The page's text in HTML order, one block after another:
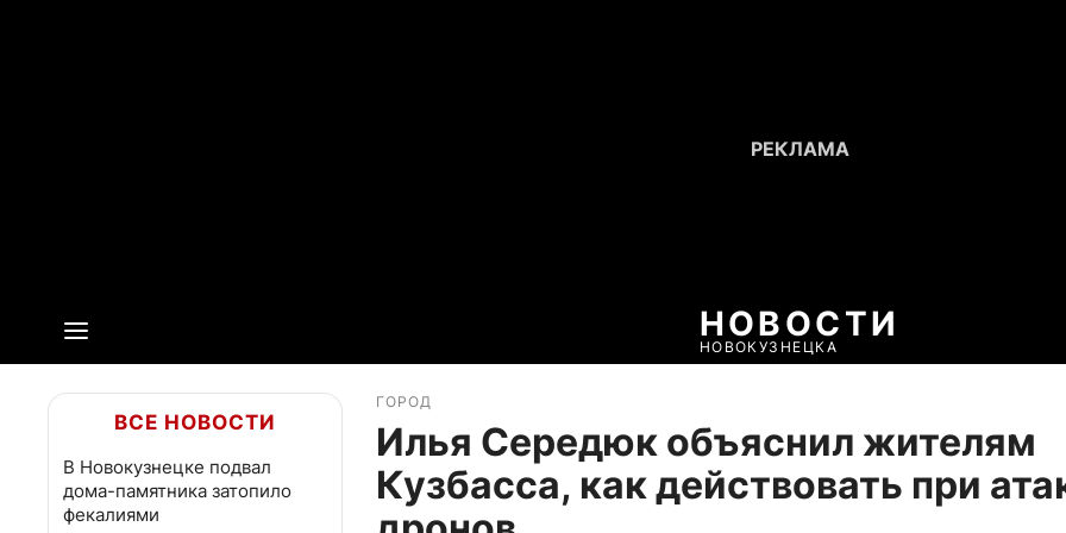
НОВОСТИ
НОВОКУЗНЕЦКА
ВСЕ НОВОСТИ
В Новокузнецке подвал
дома-памятника затопило
фекалиями
ГОРОД
Илья Середюк объяснил жителям
Кузбасса, как действовать при